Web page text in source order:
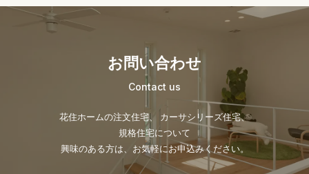
お問い合わせ
Contact us
花住ホームの注文住宅、 カーサシリーズ住宅、
規格住宅について
興味のある方は、お気軽にお申込みください。